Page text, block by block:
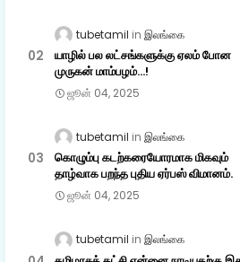
tubetamil இலங்கை
யாழில் பல லட்சங்களுக்கு ஏலம் போன
முருகன் மாம்பழம்...!
ஜூன் 04, 2025
tubetamil இலங்கை
கொழும்பு கடற்கரையோரமாக மிகவும்
தாழ்வாக பறந்த புதிய ஏர்பஸ் விமானம்.
ஜூன் 04, 2025
tubetamil இலங்கை